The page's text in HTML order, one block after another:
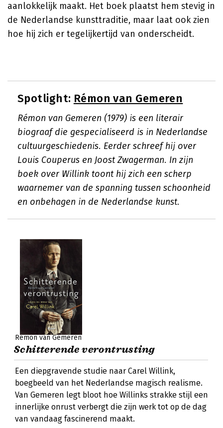
aanlokkelijk maakt. Het boek plaatst hem stevig in
de Nederlandse kunsttraditie, maar laat ook zien
hoe hij zich er tegelijkertijd van onderscheidt.
Spotlight: Rémon van Gemeren
Rémon van Gemeren (1979) is een literair
biograaf die gespecialiseerd is in Nederlandse
cultuurgeschiedenis. Eerder schreef hij over
Louis Couperus en Joost Zwagerman. In zijn
boek over Willink toont hij zich een scherp
waarnemer van de spanning tussen schoonheid
en onbehagen in de Nederlandse kunst.
Rémon van Gemeren
Schitterende verontrusting
Een diepgravende studie naar Carel Willink,
boegbeeld van het Nederlandse magisch realisme.
Van Gemeren legt bloot hoe Willinks strakke stijl een
innerlijke onrust verbergt die zijn werk tot op de dag
van vandaag fascinerend maakt.